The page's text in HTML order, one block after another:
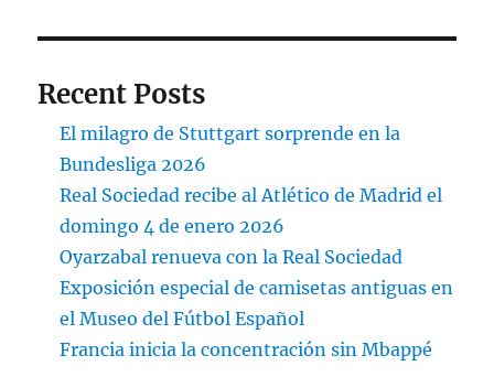
Recent Posts
El milagro de Stuttgart sorprende en la
Bundesliga 2026
Real Sociedad recibe al Atlético de Madrid el
domingo 4 de enero 2026
Oyarzabal renueva con la Real Sociedad
Exposición especial de camisetas antiguas en
el Museo del Fútbol Español
Francia inicia la concentración sin Mbappé